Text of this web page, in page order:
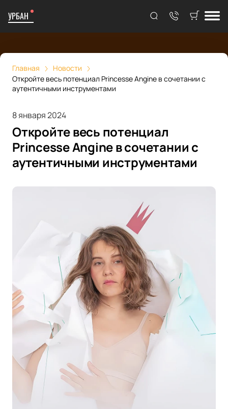
УРБАН
Главная
Новости
Откройте весь потенциал Princesse Angine в сочетании с
аутентичными инструментами
8 января 2024
Откройте весь потенциал
Princesse Angine в сочетании с
аутентичными инструментами